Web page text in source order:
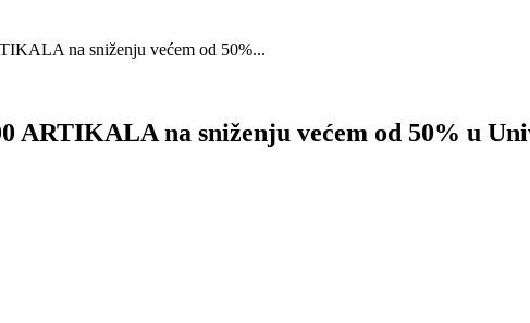
na sniženju većem od 50%...
ARTIKALA na sniženju većem od 50% u